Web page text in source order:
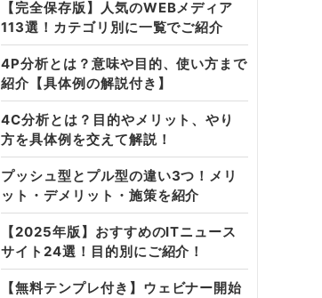
【完全保存版】人気のWEBメディア
113選！カテゴリ別に一覧でご紹介
4P分析とは？意味や目的、使い方まで
紹介【具体例の解説付き】
4C分析とは？目的やメリット、やり
方を具体例を交えて解説！
プッシュ型とプル型の違い3つ！メリ
ット・デメリット・施策を紹介
【2025年版】おすすめのITニュース
サイト24選！目的別にご紹介！
【無料テンプレ付き】ウェビナー開始